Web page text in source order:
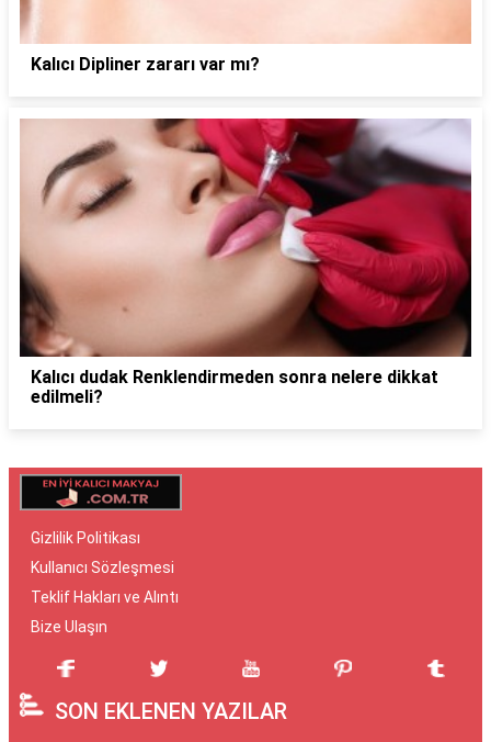
Kalıcı Dipliner zararı var mı?
Kalıcı dudak Renklendirmeden sonra nelere dikkat
edilmeli?
Gizlilik Politikası
Kullanıcı Sözleşmesi
Teklif Hakları ve Alıntı
Bize Ulaşın
SON EKLENEN YAZILAR